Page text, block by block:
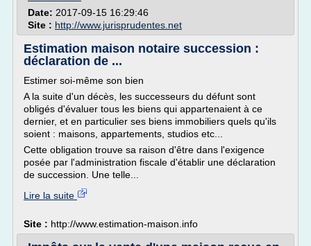
Date: 2017-09-15 16:29:46
Site : http://www.jurisprudentes.net
Estimation maison notaire succession :
déclaration de ...
Estimer soi-même son bien
A la suite d'un décès, les successeurs du défunt sont
obligés d'évaluer tous les biens qui appartenaient à ce
dernier, et en particulier ses biens immobiliers quels qu'ils
soient : maisons, appartements, studios etc...
Cette obligation trouve sa raison d'être dans l'exigence
posée par l'administration fiscale d'établir une déclaration
de succession. Une telle...
Lire la suite
Site : http://www.estimation-maison.info